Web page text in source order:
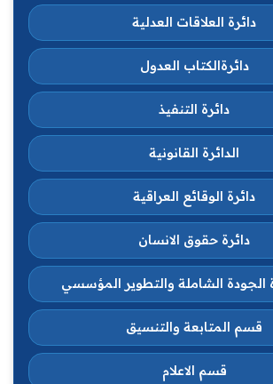
دائرة العلاقات العدلية
دائرةالكتاب العدول
دائرة التنفيذ
الدائرة القانونية
دائرة الوقائع العراقية
دائرة حقوق الانسان
الجودة الشاملة والتطوير المؤسسي
قسم المتابعة والتنسيق
قسم الاعلام